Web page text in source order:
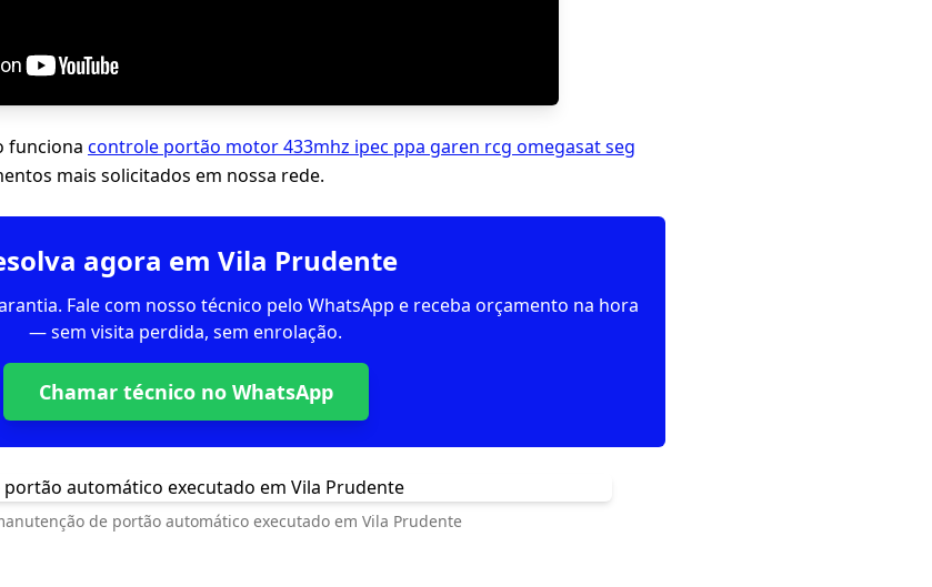
funciona controle portão motor 433mhz ipec ppa garen rcg omegasat seg
mais solicitados em nossa rede.
agora em Vila Prudente
Fale com nosso técnico pelo WhatsApp e receba orçamento na hora
— sem visita perdida, sem enrolação.
Chamar técnico no WhatsApp
de portão automático executado em Vila Prudente